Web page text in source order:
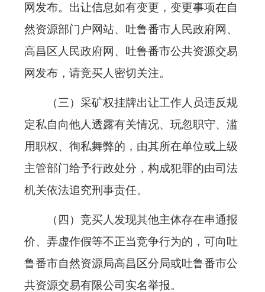
网发布。出让信息如有变更，变更事项在自
然资源部门户网站、吐鲁番市人民政府网、
高昌区人民政府网、吐鲁番市公共资源交易
网发布，请竞买人密切关注。
（三）采矿权挂牌出让工作人员违反规
定私自向他人透露有关情况、玩忽职守、滥
用职权、徇私舞弊的，由其所在单位或上级
主管部门给予行政处分，构成犯罪的由司法
机关依法追究刑事责任。
（四）竞买人发现其他主体存在串通报
价、弄虚作假等不正当竞争行为的，可向吐
鲁番市自然资源局高昌区分局或吐鲁番市公
共资源交易有限公司实名举报。